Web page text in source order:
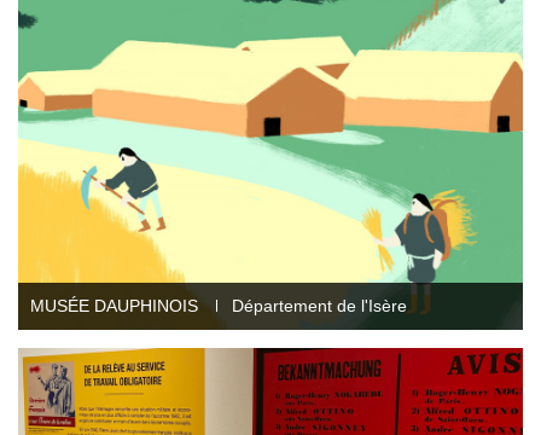
MUSÉE DAUPHINOIS Département de l'Isère